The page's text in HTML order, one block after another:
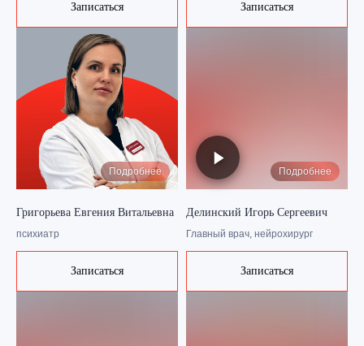
Записаться Записаться
Подробнее
Григорьева Евгения Витальевна
психиатр
Записаться
Подробнее
Делинский Игорь Сергеевич
Главный врач, нейрохирург
Записаться